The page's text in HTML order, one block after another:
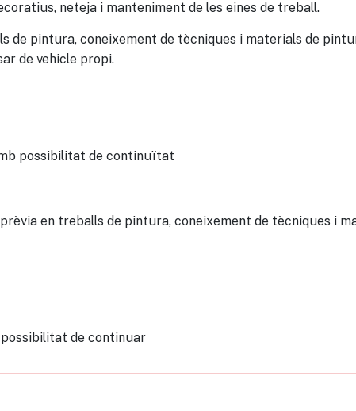
neteja i manteniment de les eines de treball.
de pintura, coneixement de tècniques i materials de
de vehicle propi.
possibilitat de continuïtat
en treballs de pintura, coneixement de tècniques i
de continuar